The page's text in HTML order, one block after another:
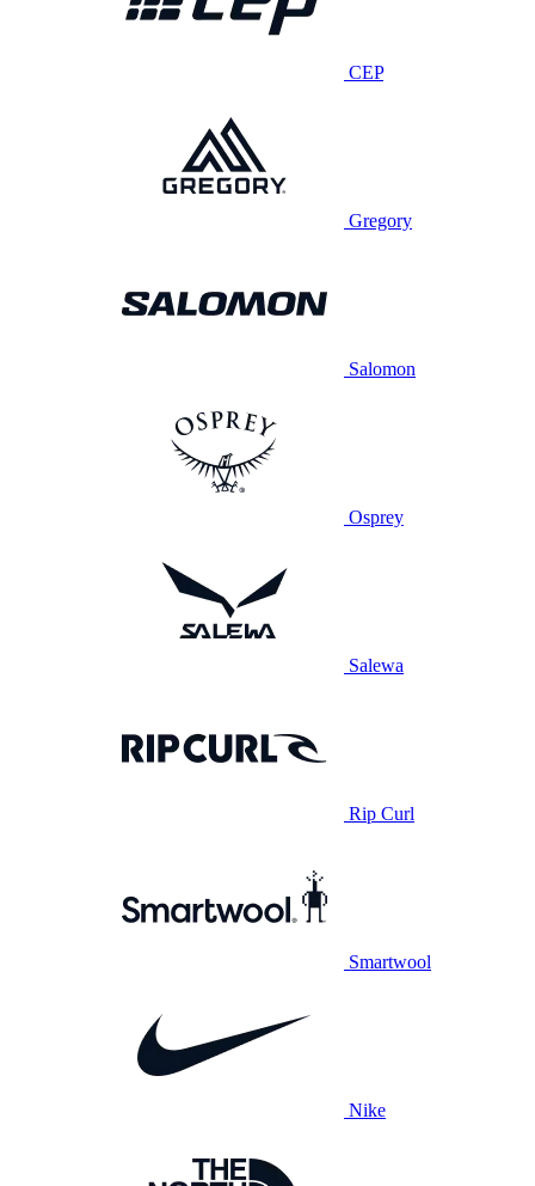
CEP
Gregory
Salomon
Osprey
Salewa
Rip Curl
Smartwool
Nike